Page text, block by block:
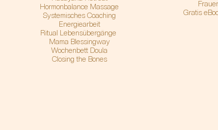
Hormonbalance Massage
Systemisches Coaching
Energiearbeit
Ritual Lebensübergänge
Mama Blessingway
Wochenbett Doula
Closing the Bones
Gratis